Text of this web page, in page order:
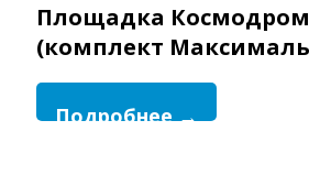
Площадка Космодром
(комплект
Подробнее →